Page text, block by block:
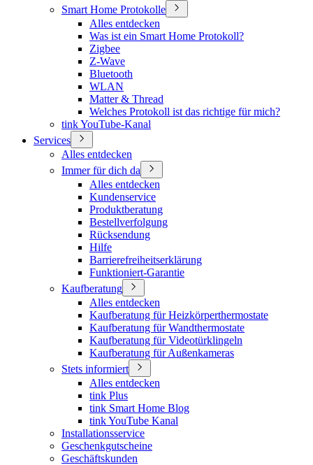
Smart Home Protokolle
Alles entdecken
Was ist ein Smart Home Protokoll?
Zigbee
Z-Wave
Bluetooth
WLAN
Matter & Thread
Welches Protokoll ist das richtige für mich?
tink YouTube-Kanal
Services
Alles entdecken
Immer für dich da
Alles entdecken
Kundenservice
Produktberatung
Bestellverfolgung
Rücksendung
Hilfe
Barrierefreiheitserklärung
Funktioniert-Garantie
Kaufberatung
Alles entdecken
Kaufberatung für Heizkörperthermostate
Kaufberatung für Wandthermostate
Kaufberatung für Videotürklingeln
Kaufberatung für Außenkameras
Stets informiert
Alles entdecken
tink Plus
tink Smart Home Blog
tink YouTube Kanal
Installationsservice
Geschenkgutscheine
Geschäftskunden